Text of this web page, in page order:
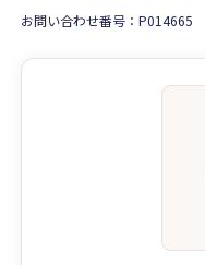
お問い合わせ番号：P014665